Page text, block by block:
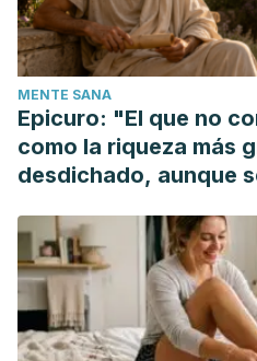
MENTE SANA
Epicuro: "El que no
como la riqueza más
desdichado, aunque